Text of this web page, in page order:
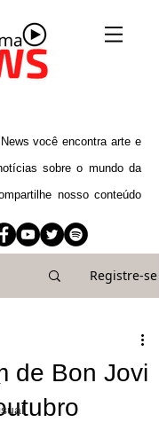
você encontra arte e
sobre o mundo da
nosso conteúdo
Registre-se
de Bon Jovi